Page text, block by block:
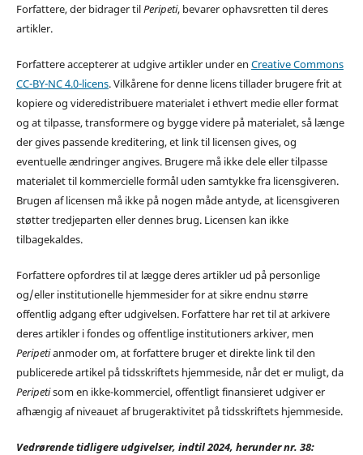
Forfattere, der bidrager tilPeripeti, bevarer ophavsretten til deres
artikler.
Forfattere accepterer at udgive artikler under en Creative Commons
CC-BY-NC 4.0-licens. Vilkårene for denne licens tillader brugere frit at
kopiere og videredistribuere materialet i ethvert medie eller format
og at tilpasse, transformere og bygge videre på materialet, så længe
der gives passende kreditering, et link til licensen gives, og
eventuelle ændringer angives. Brugere må ikke dele eller tilpasse
materialet til kommercielle formål uden samtykke fra licensgiveren.
Brugen af licensen må ikke på nogen måde antyde, at licensgiveren
støtter tredjeparten eller dennes brug. Licensen kan ikke
tilbagekaldes.
Forfattere opfordres til at lægge deres artikler ud på personlige
og/eller institutionelle hjemmesider for at sikre endnu større
offentlig adgang efter udgivelsen. Forfattere har ret til at arkivere
deres artikler i fondes og offentlige institutioners arkiver, men
Peripetianmoder om, at forfattere bruger et direkte link til den
publicerede artikel på tidsskriftets hjemmeside, når det er muligt, da
Peripetisom en ikke-kommerciel, offentligt finansieret udgiver er
afhængig af niveauet af brugeraktivitet på tidsskriftets hjemmeside.
Vedrørende tidligere udgivelser, indtil 2024, herunder nr. 38: